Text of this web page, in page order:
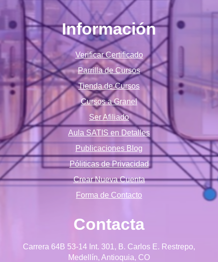
Información
Verificar Certificado
Parrilla de Cursos
Tienda de Cursos
Cursos a Granel
Ser Afiliado
Aula SATIS en Detalles
Publicaciones Blog
Póliticas de Privacidad
Crear Nueva Cuenta
Forma de Contacto
Contacta
Carrera 64B 53-14 Int. 301, B. Carlos E. Restrepo,
Medellín, Antioquia, CO